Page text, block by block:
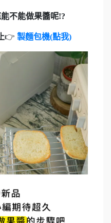
不能做果醬呢!?
👉 製麵包機(點我)